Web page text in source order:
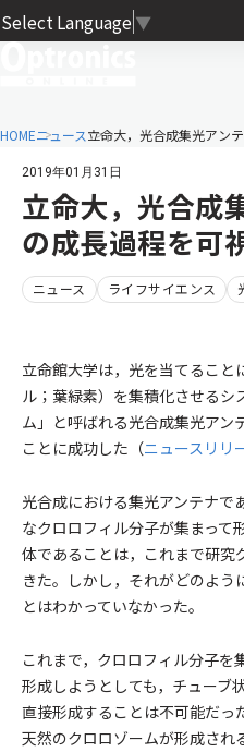
Select Language ▼
HOMEニュース立命大，光合成集光アン
2019年01月31日
立命大，光合成
の成長過程を可
ニュース ライフサイエンス
立命館大学は，光を当てること
ル；葉緑素）を集積化させるシ
ム」と呼ばれる光合成集光アン
ことに成功した（ニュースリリ
光合成における集光アンテナで
なクロロフィル分子が集まって
体であることは，これまで研究
きた。しかし，それがどのよう
とはわかっていなかった。
これまで，クロロフィル分子を
形成しようとしても，チューブ
直接形成することは不可能だっ
天然のクロロゾームが形成され